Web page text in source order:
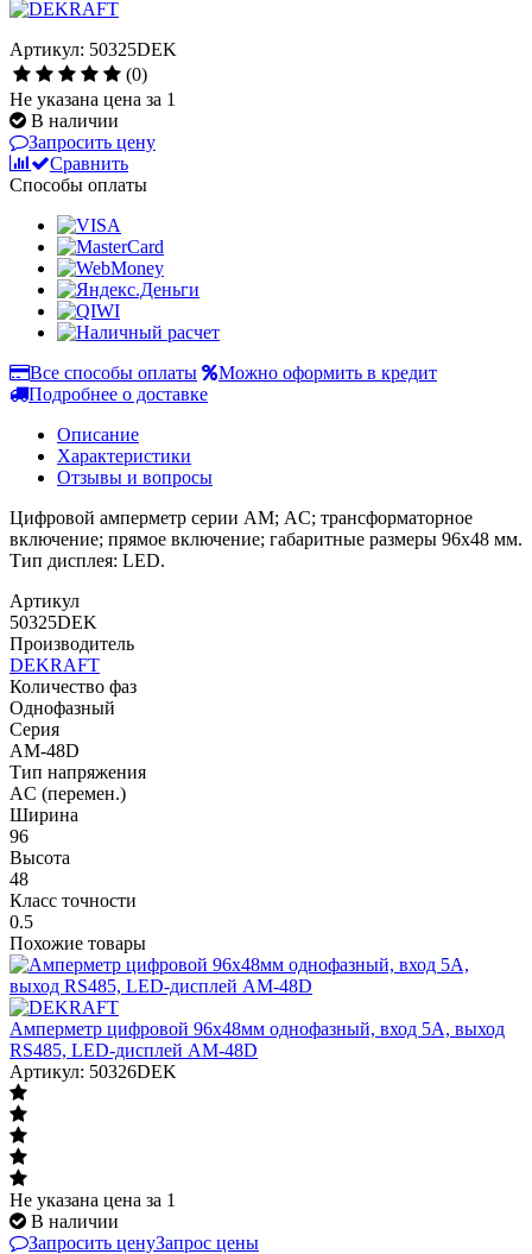
Артикул: 50325DEK
(0)
Не указана цена за 1
В наличии
Запросить цену
Сравнить
Способы оплаты
Все способы оплаты
Можно оформить в кредит
Подробнее о доставке
Описание
Характеристики
Отзывы и вопросы
Цифровой амперметр серии АМ; AC; трансформаторное
включение; прямое включение; габаритные размеры 96х48 мм.
Тип дисплея: LED.
Артикул
50325DEK
Производитель
DEKRAFT
Количество фаз
Однофазный
Серия
AM-48D
Тип напряжения
AC (перемен.)
Ширина
96
Высота
48
Класс точности
0.5
Похожие товары
Амперметр цифровой 96x48мм однофазный, вход 5А, выход
RS485, LED-дисплей АМ-48D
Артикул: 50326DEK
Не указана цена за 1
В наличии
Запросить ценуЗапрос цены